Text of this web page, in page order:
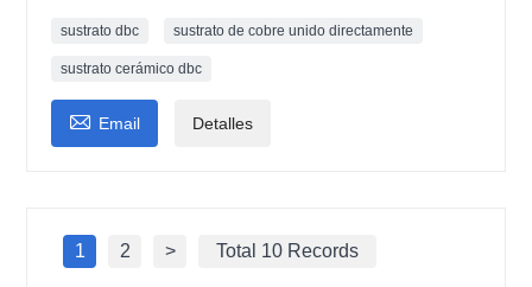
sustrato dbc sustrato de cobre unido directamente
sustrato cerámico dbc
 Email Detalles
1 2 > Total 10 Records